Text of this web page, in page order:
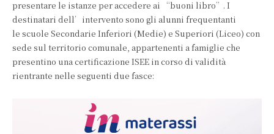
presentare le istanze per accedere ai “buoni libro”. I
destinatari dell’intervento sono gli alunni frequentanti
le scuole Secondarie Inferiori (Medie) e Superiori (Liceo) con
sede sul territorio comunale, appartenenti a famiglie che
presentino una certificazione ISEE in corso di validità
rientrante nelle seguenti due fasce: